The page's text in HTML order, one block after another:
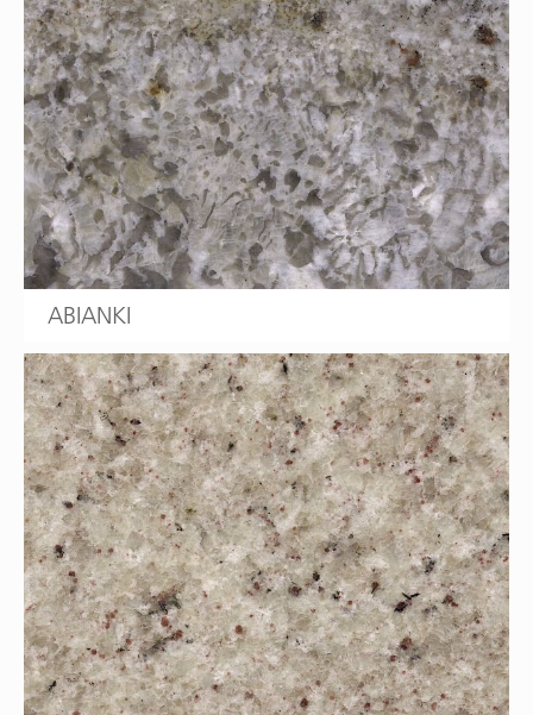
ABIANKI